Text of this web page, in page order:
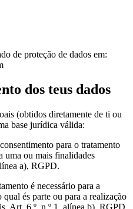
de proteção de dados em:
dos teus dados
(obtidos diretamente de ti ou
base jurídica válida:
para o tratamento
uma ou mais finalidades
a), RGPD.
é necessário para a
és parte ou para a realização